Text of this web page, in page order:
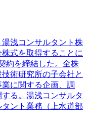
浅コンサルタント株
式を取得することに
約を締結した。全株
術研究所の子会社と
に関する企画、調
る。湯浅コンサルタ
ント業務（上水道部